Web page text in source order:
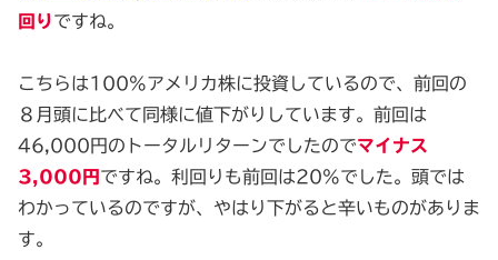
回りですね。
こちらは100%アメリカ株に投資しているので、前回の
８月頭に比べて同様に値下がりしています。前回は
46,000円のトータルリターンでしたのでマイナス
3,000円 ですね。利回りも前回は20%でした。頭では
わかっているのですが、やはり下がると辛いものがありま
す。